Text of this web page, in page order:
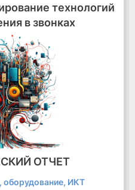
технологий
в звонках
ОТЧЕТ
оборудование, ИКТ